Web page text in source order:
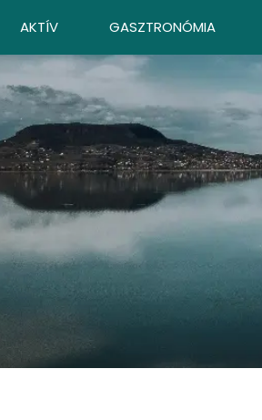
AKTÍV GASZTRONÓMIA